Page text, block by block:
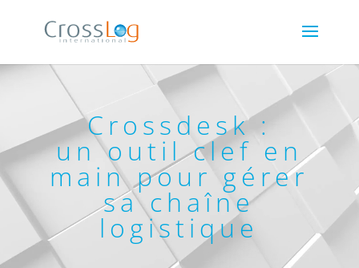
Crossdesk :
un outil clef en
main pour gérer
sa chaîne
logistique